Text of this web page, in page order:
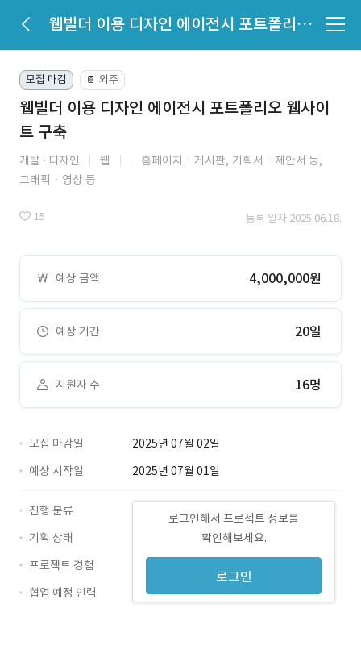
웹빌더 이용 디자인 에이전시 포트폴리오 웹사이트 구축
모집 마감 📔 외주
웹빌더 이용 디자인 에이전시 포트폴리오 웹사이
트 구축
개발 디자인 웹 홈페이지ㆍ게시판, 기획서ㆍ제안서 등,
그래픽ㆍ영상 등
15 등록 일자 2025.06.18.
예상 금액 4,000,000원
예상 기간 20일
지원자 수 16명
모집 마감일
2025년 07월 02일
예상 시작일
2025년 07월 01일
로그인해서 프로젝트 정보를
확인해보세요.
로그인
진행 분류
기획 상태
프로젝트 경험
협업 예정 인력